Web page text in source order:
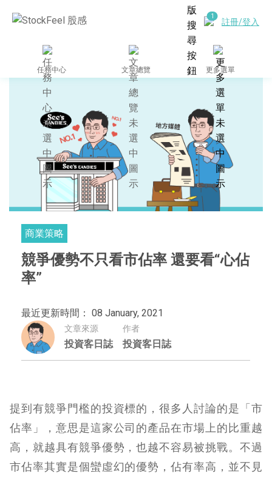
註冊/登入
任務中心 文章總覽 更多選單
商業策略
競爭優勢不只看市佔率 還要看“心佔
率”
最近更新時間： 08 January, 2021
文章來源
投資客日誌
作者
投資客日誌
提到有競爭門檻的投資標的，很多人討論的是「市
佔率」，意思是這家公司的產品在市場上的比重越
高，就越具有競爭優勢，也越不容易被挑戰。不過
市佔率其實是個蠻虛幻的優勢，佔有率高，並不見